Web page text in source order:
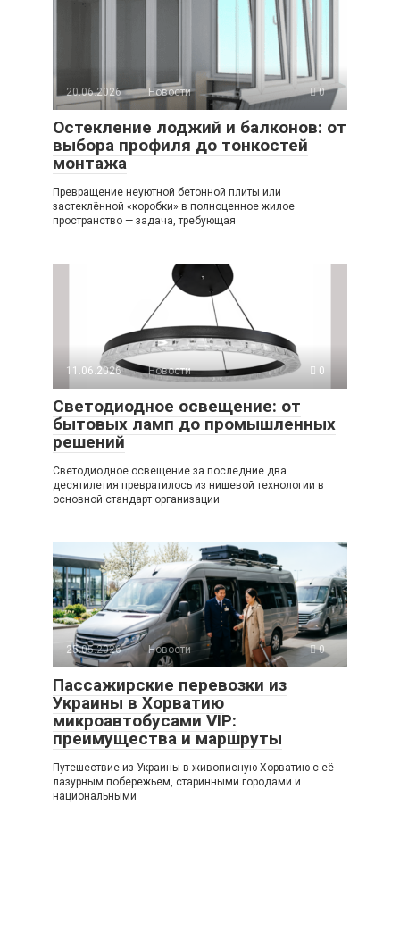
20.06.2026 Новости 0
Остекление лоджий и балконов: от
выбора профиля до тонкостей
монтажа
Превращение неуютной бетонной плиты или
застеклённой «коробки» в полноценное жилое
пространство — задача, требующая
11.06.2026 Новости 0
Светодиодное освещение: от
бытовых ламп до промышленных
решений
Светодиодное освещение за последние два
десятилетия превратилось из нишевой технологии в
основной стандарт организации
25.05.2026 Новости 0
Пассажирские перевозки из
Украины в Хорватию
микроавтобусами VIP:
преимущества и маршруты
Путешествие из Украины в живописную Хорватию с её
лазурным побережьем, старинными городами и
национальными